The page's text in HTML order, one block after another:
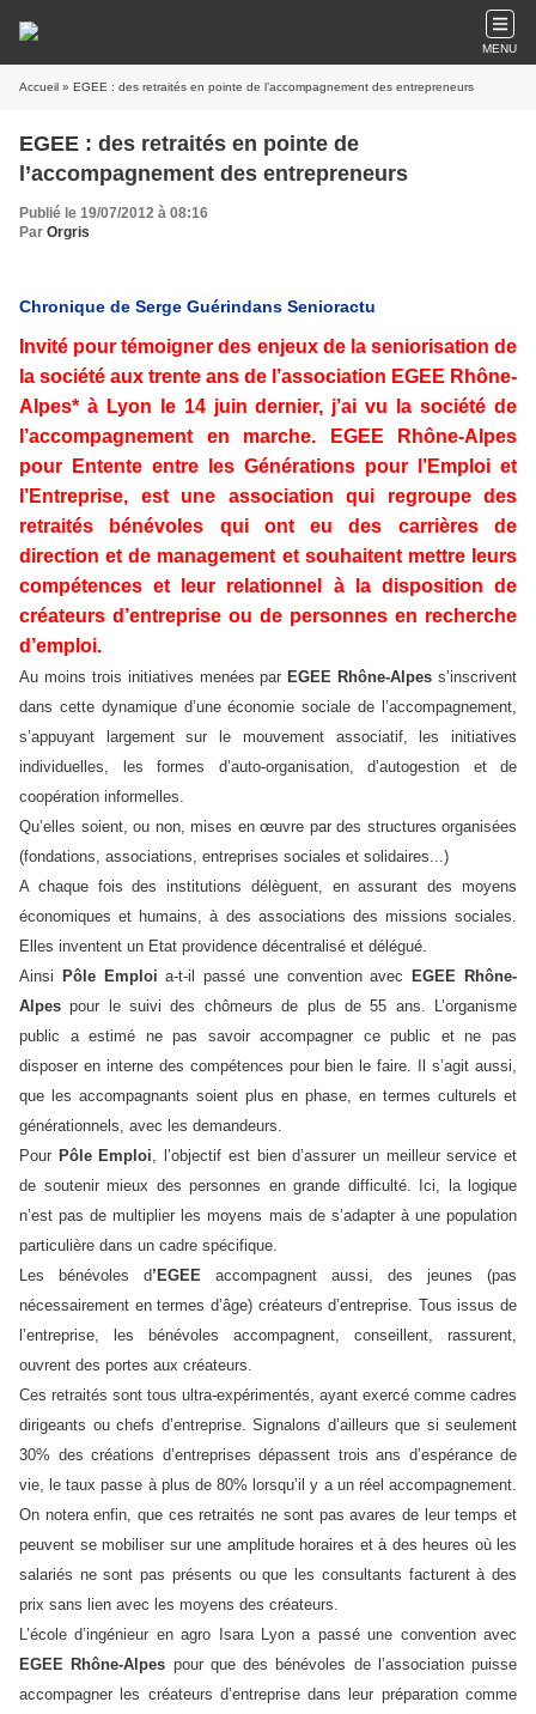
MENU
Accueil » EGEE : des retraités en pointe de l’accompagnement des entrepreneurs
EGEE : des retraités en pointe de
l’accompagnement des entrepreneurs
Publié le 19/07/2012 à 08:16
Par Orgris
Chronique de Serge Guérindans Senioractu
Invité pour témoigner des enjeux de la seniorisation de
la société aux trente ans de l’association EGEE Rhône-
Alpes* à Lyon le 14 juin dernier, j’ai vu la société de
l’accompagnement en marche. EGEE Rhône-Alpes
pour Entente entre les Générations pour l’Emploi et
l’Entreprise, est une association qui regroupe des
retraités bénévoles qui ont eu des carrières de
direction et de management et souhaitent mettre leurs
compétences et leur relationnel à la disposition de
créateurs d’entreprise ou de personnes en recherche
d’emploi.
Au moins trois initiatives menées par EGEE Rhône-Alpes s’inscrivent
dans cette dynamique d’une économie sociale de l’accompagnement,
s’appuyant largement sur le mouvement associatif, les initiatives
individuelles, les formes d’auto-organisation, d’autogestion et de
coopération informelles.
Qu’elles soient, ou non, mises en œuvre par des structures organisées
(fondations, associations, entreprises sociales et solidaires...)
A chaque fois des institutions délèguent, en assurant des moyens
économiques et humains, à des associations des missions sociales.
Elles inventent un Etat providence décentralisé et délégué.
Ainsi
Pôle Emploi a-t-il passé une convention avec
EGEE Rhône-
Alpes pour le suivi des chômeurs de plus de 55 ans. L’organisme
public a estimé ne pas savoir accompagner ce public et ne pas
disposer en interne des compétences pour bien le faire. Il s’agit aussi,
que les accompagnants soient plus en phase, en termes culturels et
générationnels, avec les demandeurs.
Pour Pôle Emploi, l’objectif est bien d’assurer un meilleur service et
de soutenir mieux des personnes en grande difficulté. Ici, la logique
n’est pas de multiplier les moyens mais de s’adapter à une population
particulière dans un cadre spécifique.
Les bénévoles d’EGEE accompagnent aussi, des jeunes (pas
nécessairement en termes d’âge) créateurs d’entreprise. Tous issus de
l’entreprise, les bénévoles accompagnent, conseillent, rassurent,
ouvrent des portes aux créateurs.
Ces retraités sont tous ultra-expérimentés, ayant exercé comme cadres
dirigeants ou chefs d’entreprise. Signalons d’ailleurs que si seulement
30% des créations d’entreprises dépassent trois ans d’espérance de
vie, le taux passe à plus de 80% lorsqu’il y a un réel accompagnement.
On notera enfin, que ces retraités ne sont pas avares de leur temps et
peuvent se mobiliser sur une amplitude horaires et à des heures où les
salariés ne sont pas présents ou que les consultants facturent à des
prix sans lien avec les moyens des créateurs.
L’école d’ingénieur en agro Isara Lyon a passé une convention avec
EGEE Rhône-Alpes pour que des bénévoles de l’association puisse
accompagner les créateurs d’entreprise dans leur préparation comme